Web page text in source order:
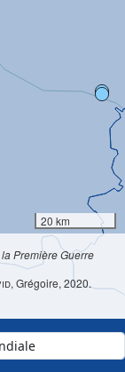
20 km
Première Guerre
, Grégoire, 2020.